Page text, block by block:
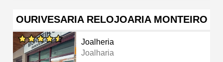
OURIVESARIA RELOJOARIA MONTEIRO
Joalheria
Joalharia